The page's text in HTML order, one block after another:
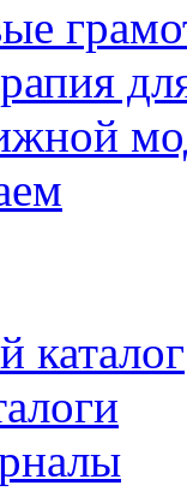
каталог